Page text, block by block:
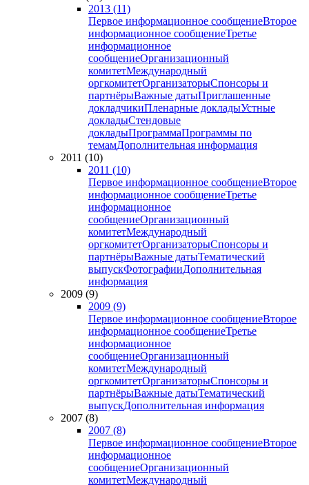
2013 (11)
Первое информационное сообщениеВторое
информационное сообщениеТретье
информационное
сообщениеОрганизационный
комитетМеждународный
оргкомитетОрганизаторыСпонсоры и
партнёрыВажные датыПриглашенные
докладчикиПленарные докладыУстные
докладыСтендовые
докладыПрограммаПрограммы по
темамДополнительная информация
2011 (10)
2011 (10)
Первое информационное сообщениеВторое
информационное сообщениеТретье
информационное
сообщениеОрганизационный
комитетМеждународный
оргкомитетОрганизаторыСпонсоры и
партнёрыВажные датыТематический
выпускФотографииДополнительная
информация
2009 (9)
2009 (9)
Первое информационное сообщениеВторое
информационное сообщениеТретье
информационное
сообщениеОрганизационный
комитетМеждународный
оргкомитетОрганизаторыСпонсоры и
партнёрыВажные датыТематический
выпускДополнительная информация
2007 (8)
2007 (8)
Первое информационное сообщениеВторое
информационное
сообщениеОрганизационный
комитетМеждународный